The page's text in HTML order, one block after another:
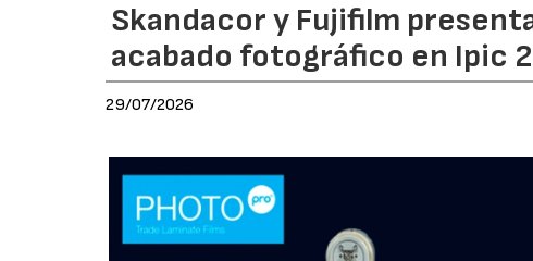
Skandacor y Fujifilm
acabado fotográfico en Ipic
29/07/2026